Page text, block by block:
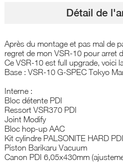
Détail de
Après du montage et pas mal de
regret de mon VSR-10 pour arret
Ce VSR-10 est full upgrade, voici
Base : VSR-10 G-SPEC Tokyo
Interne :
Bloc détente PDI
Ressort VSR370 PDI
Joint Modify
Bloc hop-up AAC
Kit cylindre PALSONITE HARD PDI
Piston Barikaru Vacuum
Canon PDI 6,05x430mm